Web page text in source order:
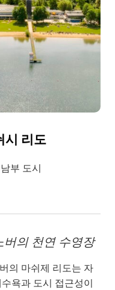
SV
FR
시 리도
남부 도시
버의 천연 수영장
의 마쉬제 리도는 자
욕과 도시 접근성이